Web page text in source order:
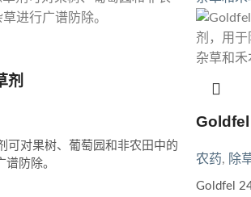
剂
可对果树、葡萄园和非农田中的
防除。
Goldfel
农药, 除
Goldfel